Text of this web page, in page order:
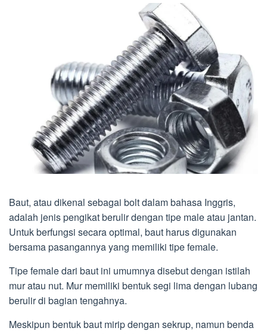
Baut, atau dikenal sebagai bolt dalam bahasa Inggris,
adalah jenis pengikat berulir dengan tipe male atau jantan.
Untuk berfungsi secara optimal, baut harus digunakan
bersama pasangannya yang memiliki tipe female.
Tipe female dari baut ini umumnya disebut dengan istilah
mur atau nut. Mur memiliki bentuk segi lima dengan lubang
berulir di bagian tengahnya.
Meskipun bentuk baut mirip dengan sekrup, namun benda